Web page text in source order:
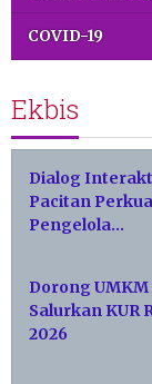
COVID-19
Ekbis
Dialog
Pacitan
Pengelola…
Dorong
Salurkan KUR
2026